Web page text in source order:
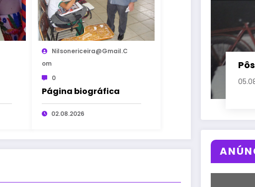
Nilsonericeira@gmail.c
Om
0
Página biográfica
02.08.2026